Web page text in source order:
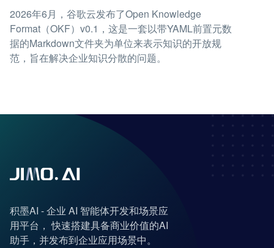
2026年6月，谷歌云发布了Open Knowledge
Format（OKF）v0.1，这是一套以带YAML前置元数
据的Markdown文件夹为单位来表示知识的开放规
范，旨在解决企业知识分散的问题。
积墨AI - 企业 AI 智能体开发和场景应
用平台， 快速搭建具备商业价值的AI
助手，并发布到企业应用场景中。